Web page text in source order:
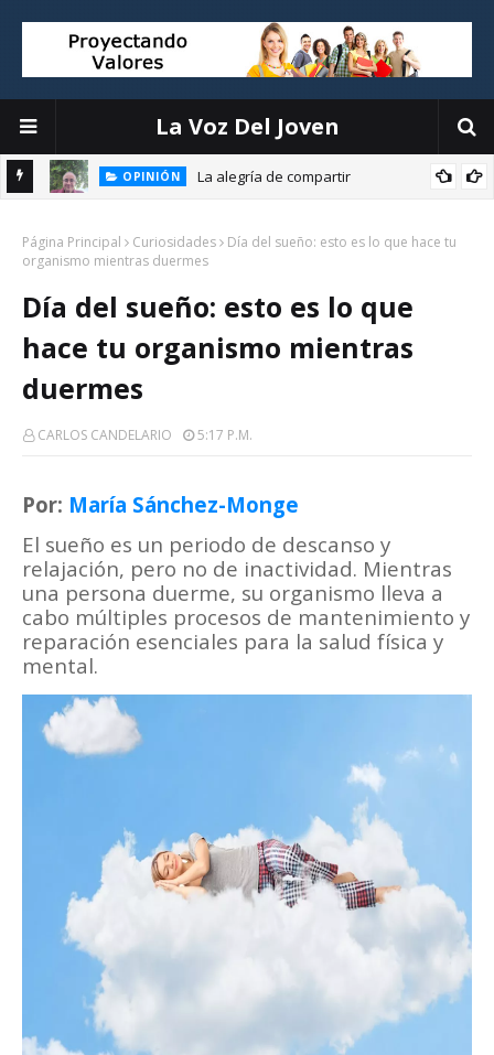
La Voz Del Joven
OPINIÓN
La alegría de compartir
Página Principal Curiosidades
Día del sueño: esto es lo que hace tu
organismo mientras duermes
Día del sueño: esto es lo que
hace tu organismo mientras
duermes
CARLOS CANDELARIO 5:17 P.m.
Por: María Sánchez-Monge
El sueño es un periodo de descanso y
relajación, pero no de inactividad. Mientras
una persona duerme, su organismo lleva a
cabo múltiples procesos de mantenimiento y
reparación esenciales para la salud física y
mental.